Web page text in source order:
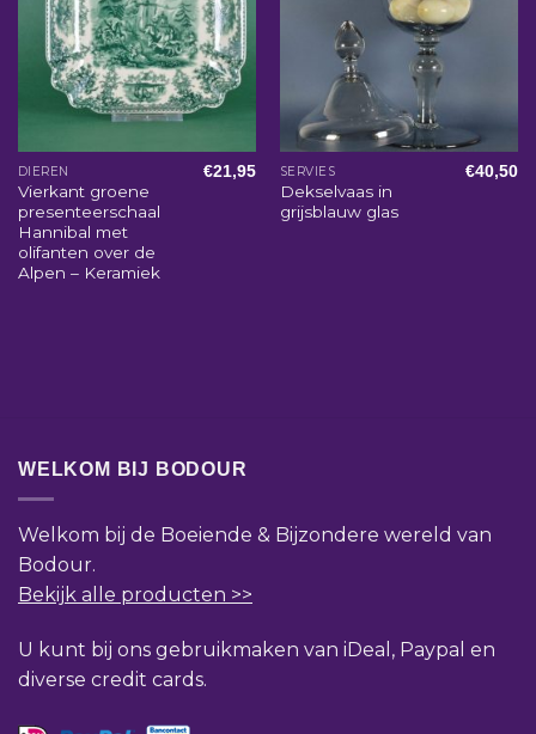
DIEREN
Vierkant groene
presenteerschaal
Hannibal met
olifanten over de
Alpen – Keramiek
€21,95 SERVIES
Dekselvaas in
grijsblauw glas
€40,50
WELKOM BIJ BODOUR
Welkom bij de Boeiende & Bijzondere wereld van
Bodour.
Bekijk alle producten >>
U kunt bij ons gebruikmaken van iDeal, Paypal en
diverse credit cards.